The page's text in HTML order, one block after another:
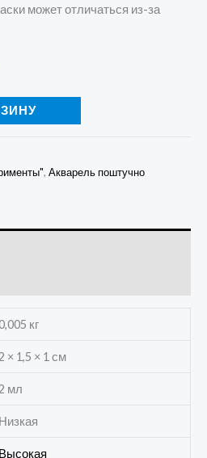
может отличаться из-за
, Акварель поштучно
кг
× 1,5 × 1 см
мл
Низкая
Высокая